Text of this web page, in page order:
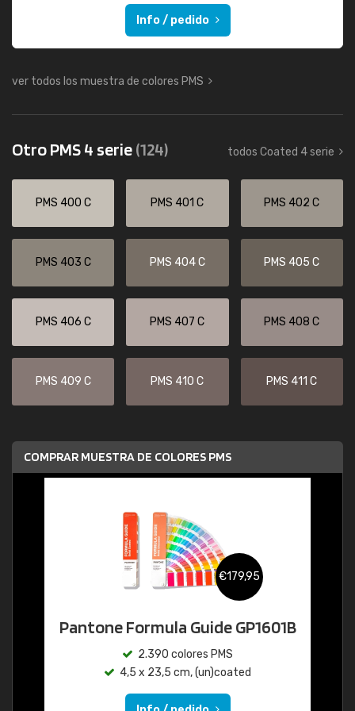
Info / pedido
ver todos los muestra de colores PMS
Otro PMS 4 serie(124) todos Coated 4 serie
PMS 400 C PMS 401 C PMS 402 C
PMS 403 C PMS 404 C PMS 405 C
PMS 406 C PMS 407 C PMS 408 C
PMS 409 C PMS 410 C PMS 411 C
COMPRAR MUESTRA DE COLORES PMS
€179,95
Pantone Formula Guide GP1601B
2.390 colores PMS
4,5 x 23,5 cm, (un)coated